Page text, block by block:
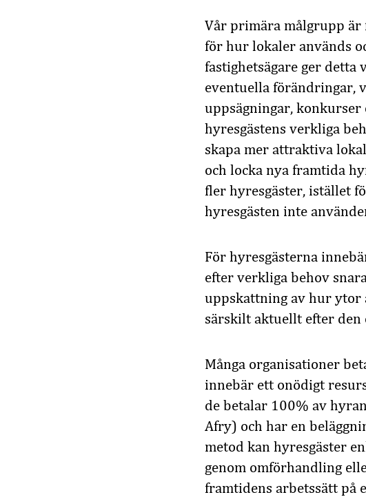
Vår primära målgrupp är
för hur lokaler används
fastighetsägare ger
eventuella förändringar,
uppsägningar,
hyresgästens verkliga
skapa mer attraktiva
och locka nya framtida
fler hyresgäster, istället
hyresgästen inte
För hyresgästerna
efter verkliga behov
uppskattning av hur ytor
särskilt aktuellt efter den
Många organisationer
innebär ett onödigt
de betalar 100% av
Afry) och har en
metod kan hyresgäster
genom omförhandling
framtidens arbetssätt på